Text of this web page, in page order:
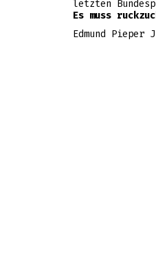
letzten
Es muss
Edmund Pieper